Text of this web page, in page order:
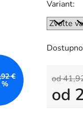
Variant:
od
od
€
%